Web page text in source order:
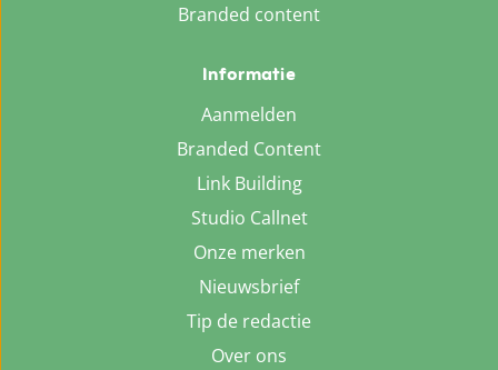
Branded content
Informatie
Aanmelden
Branded Content
Link Building
Studio Callnet
Onze merken
Nieuwsbrief
Tip de redactie
Over ons